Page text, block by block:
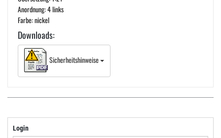
Anordnung: 4 links
Farbe: nickel
Downloads:
Sicherheitshinweise
Login